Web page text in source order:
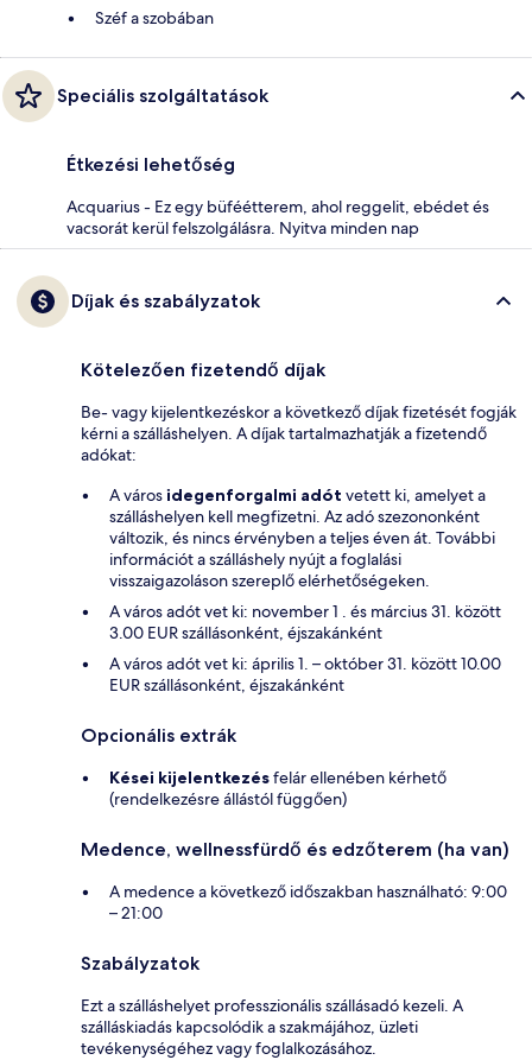
Széf a szobában
Speciális szolgáltatások
Étkezési lehetőség
Acquarius - Ez egy büféétterem, ahol reggelit, ebédet és
vacsorát kerül felszolgálásra. Nyitva minden nap
Díjak és szabályzatok
Kötelezően fizetendő díjak
Be- vagy kijelentkezéskor a következő díjak fizetését fogják
kérni a szálláshelyen. A díjak tartalmazhatják a fizetendő
adókat:
A városidegenforgalmi adót vetett ki, amelyet a
szálláshelyen kell megfizetni. Az adó szezononként
változik, és nincs érvényben a teljes éven át. További
információt a szálláshely nyújt a foglalási
visszaigazoláson szereplő elérhetőségeken.
A város adót vet ki: november 1 . és március 31. között
3.00 EUR szállásonként, éjszakánként
A város adót vet ki: április 1. – október 31. között 10.00
EUR szállásonként, éjszakánként
Opcionális extrák
Kései kijelentkezésfelár ellenében kérhető
(rendelkezésre állástól függően)
Medence, wellnessfürdő és edzőterem (ha van)
A medence a következő időszakban használható: 9:00
– 21:00
Szabályzatok
Ezt a szálláshelyet professzionális szállásadó kezeli. A
szálláskiadás kapcsolódik a szakmájához, üzleti
tevékenységéhez vagy foglalkozásához.